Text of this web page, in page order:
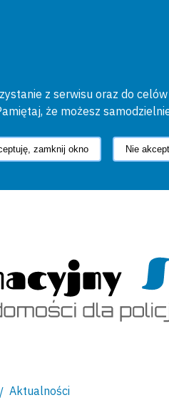
z serwisu oraz do
że możesz
zamknij okno Nie
Aktualności